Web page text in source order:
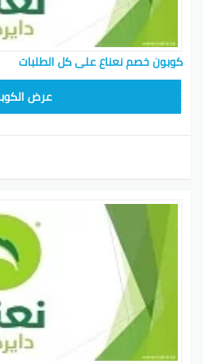
كوبون خصم نعناع على كل الطلبات
عرض